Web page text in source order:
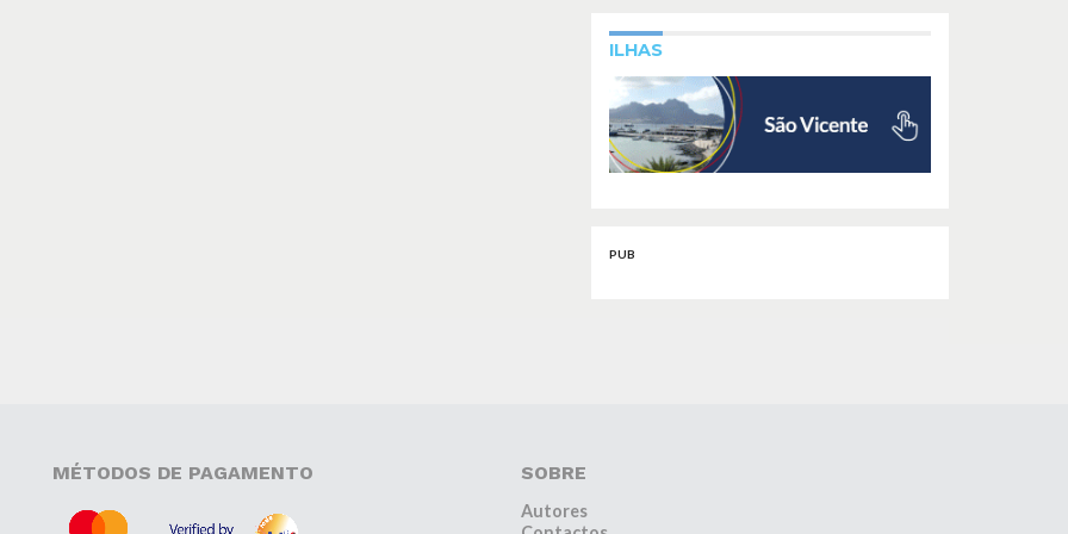
ILHAS
PUB
MÉTODOS DE PAGAMENTO SOBRE
Autores